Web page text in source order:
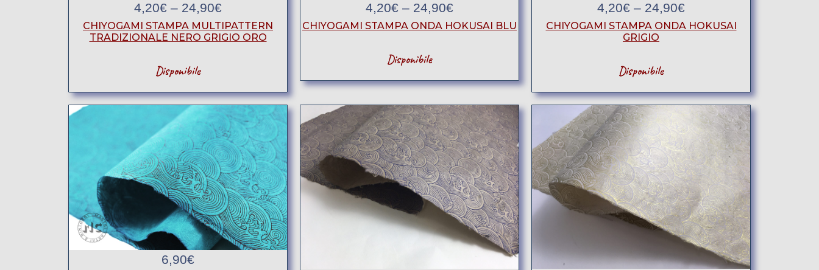
4,20€ – 24,90€
CHIYOGAMI STAMPA MULTIPATTERN
TRADIZIONALE NERO GRIGIO ORO
Disponibile
4,20€ – 24,90€
CHIYOGAMI STAMPA ONDA HOKUSAI BLU
Disponibile
4,20€ – 24,90€
CHIYOGAMI STAMPA ONDA HOKUSAI
GRIGIO
Disponibile
6,90€